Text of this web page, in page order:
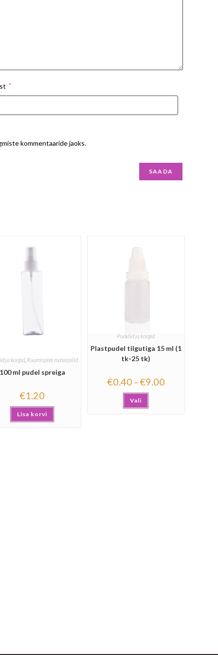
*
kommentaaride jaoks.
ja korgid, Ruumisprei materjalid
ml pudel spreiga
€1.20
Lisa korvi
Pudelid ja korgid
Plastpudel tilgutiga 15 ml (1
tk-25 tk)
€0.40 –€9.00
Vali